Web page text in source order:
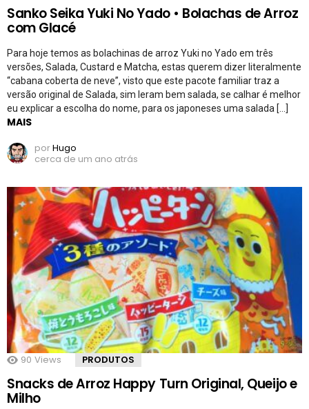
Sanko Seika Yuki No Yado • Bolachas de Arroz
com Glacé
Para hoje temos as bolachinas de arroz Yuki no Yado em três
versões, Salada, Custard e Matcha, estas querem dizer literalmente
“cabana coberta de neve”, visto que este pacote familiar traz a
versão original de Salada, sim leram bem salada, se calhar é melhor
eu explicar a escolha do nome, para os japoneses uma salada […]
MAIS
porHugo
cerca de um ano atrás
90 Views PRODUTOS
Snacks de Arroz Happy Turn Original, Queijo e
Milho